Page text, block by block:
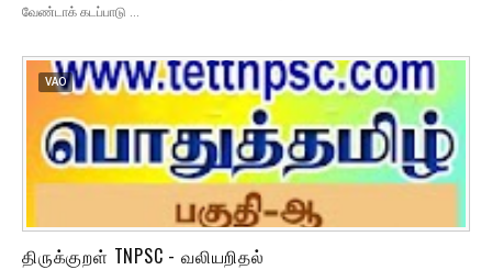
வேண்டாக் கடப்பாடு …
VAO
திருக்குறள் TNPSC - வலியறிதல்